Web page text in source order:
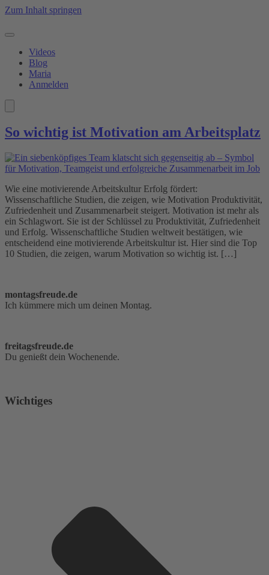
Zum Inhalt springen
Videos
Blog
Maria
Anmelden
So wichtig ist Motivation am Arbeitsplatz
Wie eine motivierende Arbeitskultur Erfolg fördert:
Wissenschaftliche Studien, die zeigen, wie Motivation Produktivität,
Zufriedenheit und Zusammenarbeit steigert. Motivation ist mehr als
ein Schlagwort. Sie ist der Schlüssel zu Produktivität, Zufriedenheit
und Erfolg. Wissenschaftliche Studien weltweit bestätigen, wie
entscheidend eine motivierende Arbeitskultur ist. Hier sind die Top
10 Studien, die zeigen, warum Motivation so wichtig ist. […]
montagsfreude.de
Ich kümmere mich um deinen Montag.
freitagsfreude.de
Du genießt dein Wochenende.
Wichtiges